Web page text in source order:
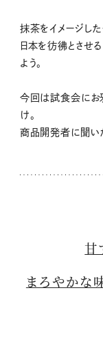
抹茶をイメージし
日本を彷彿とさせ
よう。
今回は試食会にお
け。
商品開発者に聞い
甘
まろやかな